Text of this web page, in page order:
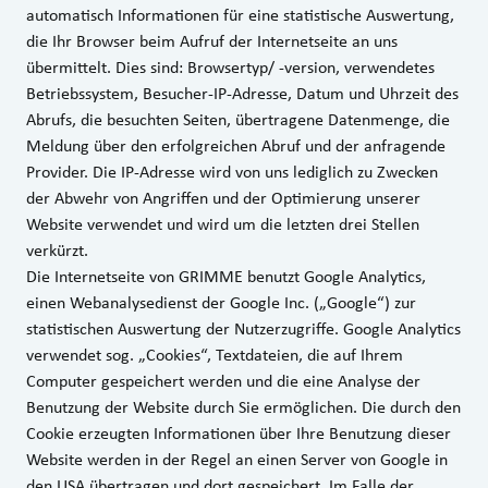
automatisch Informationen für eine statistische Auswertung,
die Ihr Browser beim Aufruf der Internetseite an uns
übermittelt. Dies sind: Browsertyp/ -version, verwendetes
Betriebssystem, Besucher-IP-Adresse, Datum und Uhrzeit des
Abrufs, die besuchten Seiten, übertragene Datenmenge, die
Meldung über den erfolgreichen Abruf und der anfragende
Provider. Die IP-Adresse wird von uns lediglich zu Zwecken
der Abwehr von Angriffen und der Optimierung unserer
Website verwendet und wird um die letzten drei Stellen
verkürzt.
Die Internetseite von GRIMME benutzt Google Analytics,
einen Webanalysedienst der Google Inc. („Google“) zur
statistischen Auswertung der Nutzerzugriffe. Google Analytics
verwendet sog. „Cookies“, Textdateien, die auf Ihrem
Computer gespeichert werden und die eine Analyse der
Benutzung der Website durch Sie ermöglichen. Die durch den
Cookie erzeugten Informationen über Ihre Benutzung dieser
Website werden in der Regel an einen Server von Google in